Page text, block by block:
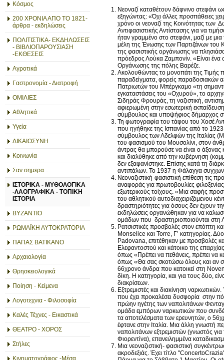
Κόσμος
200 ΧΡΟΝΙΑ ΑΠΟ ΤΟ 1821-
άρθρα - εκδηλώσεις
ΠΟΛΙΤΙΣΤΙΚΑ- ΕΚΔΗΛΩΣΕΙΣ
- ΒΙΒΛΙΟΠΑΡΟΥΣΙΑΣΗ
-ΕΚΘΕΣΕΙΣ
Αγροτικά
Γαστρονομία - Διατροφή
ΟΜΙΛΙΕΣ
Αθλητικά
Υγεία
ΔΙΚΑΙΟΣΥΝΗ
Κοινωνία
Σαν σημερα...
ΙΣΤΟΡΙΚΑ - ΜΥΘΟΛΟΓΙΚΑ
-ΛΑΟΓΡΑΦΙΚΑ - ΤΟΠΙΚΗ
ΙΣΤΟΡΙΑ
ΒΥΖΑΝΤΙΟ
ΡΩΜΑΪΚΗ ΑΥΤΟΚΡΑΤΟΡΙΑ
ΠΑΠΑΣ ΒΑΤΙΚΑΝΟ
Αρχαιολογία
Θρησκειολογικά
Ποίηση - Κείμενα
Λογοτεχνια - Φιλοσοφία
Καλές Τέχνες - Εικαστικά
ΘΕΑΤΡΟ - ΧΟΡΟΣ
Στήλες
Κινηματογράφος -Μέσα
Νεοναζί καταθέτουν δάφνινο στεφάνι
εξηγώντας: «Όχι άλλες προσπάθειες
χρόνο οι νεοναζί της Κοινότητας των
Αντιφασιστικής Αντίστασης για να
ήταν γραμμένο στο στεφάνι, μαζί με
μέλη της Ένωσης των Παρτιζάνων του
της φασιστικής οργάνωσης να
πρόεδρος Λούκα Ζαμπονίν. «Είναι ένα
Οργάνωσης της πόλης Βαρέζε.
Ακολουθώντας το μονοπάτι της Τιμής
παραδείγματα, φορείς παραδοσιακών
Πατριωτών του Μπέργκαμο «τη
εγκαταστάσεις του «Οχυρού», το
Σιδηράς Φρουράς, τη ναζιστική,
αφιερωμένη στην εσωτερική
σύμβουλος και υποψήφιος
Τη φωτογραφία του τάφου του Χοσέ
που ηγήθηκε της Ισπανίας από το
σύμβουλος των Αδελφών της Ιταλίας
του φασισμού του Μουσολίνι, στον
άντρας θα μπορούσε να είναι ο άξονας
και διαλύθηκε από την κυβέρνηση
δεν εξαφανίστηκε. Επίσης κατά τη
αντιπάλων. Το 1937 η Φάλαγγα
Νεοναζιστική-φασιστική επίθεση τις
αναφοράς για πρωτοβουλίες
εξωτερικούς τοίχους. «Μια σαφής
του αθλητικού αυτοδιαχειριζόμενου
δραστηριότητες για όσους δεν έχουν
εκδηλώσεις οργανώθηκαν για να
ομάδων που δραστηριοποιούνται στη
Ρατσιστικές προσβολές στον επόπτη
Monselice και Torre, Γ’ κατηγορίας.
Padovana, επιτέθηκαν με προσβολές
Ελεφαντοστού και κάτοικο της
όπως «Πρέπει να πεθάνεις, πρέπει να
όπως «Θα σας σκοτώσω όλους και αν
66χρονο άνδρα που κατοικεί στη
δίκη. Η κατηγορία, και για τους δύο,
διακρίσεων.
Εξτρεμιστές και διακίνηση
που έχει προκαλέσει δυσφορία στην
πρώην ηγέτης των ναπολιτάνων
ομάδα εμπόρων ναρκωτικών που
τα αποτελέσματα των ερευνητών, ο
έφτανε στην Ιταλία. Μια άλλη γνωστή
ναπολιτάνων εξτρεμιστών (γνωστός
Φιορεντίνα), επανειλημμένα
Μια νεοναζιστική- φασιστική
ακροδεξιάς. Έχει τίτλο